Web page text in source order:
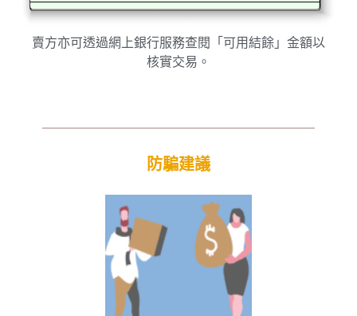
賣方亦可透過網上銀行服務查閱「可用結餘」金額以
核實交易。
防騙建議